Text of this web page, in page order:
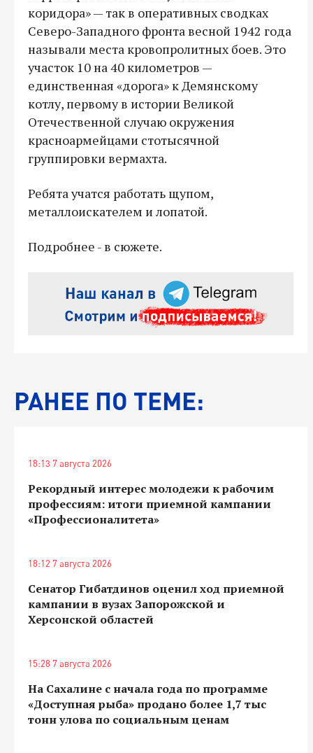
коридора» — так в оперативных сводках
Северо-Западного фронта весной 1942 года
называли места кровопролитных боев. Это
участок 10 на 40 километров —
единственная «дорога» к Демянскому
котлу, первому в истории Великой
Отечественной случаю окружения
красноармейцами стотысячной
группировки вермахта.
Ребята учатся работать щупом,
металлоискателем и лопатой.
Подробнее - в сюжете.
РАНЕЕ ПО ТЕМЕ:
18:13 7 августа 2026
Рекордный интерес молодежи к рабочим
профессиям: итоги приемной кампании
«Профессионалитета»
18:12 7 августа 2026
Сенатор Гибатдинов оценил ход приемной
кампании в вузах Запорожской и
Херсонской областей
15:28 7 августа 2026
На Сахалине с начала года по программе
«Доступная рыба» продано более 1,7 тыс
тонн улова по социальным ценам